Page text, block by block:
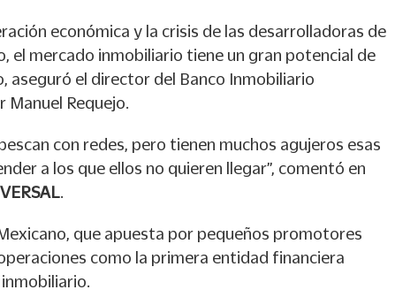
económica y la crisis de las desarrolladoras de
el mercado inmobiliario tiene un gran potencial de
aseguró el director del Banco Inmobiliario
Manuel Requejo.
con redes, pero tienen muchos agujeros esas
a los que ellos no quieren llegar”, comentó en
.
que apuesta por pequeños promotores
como la primera entidad financiera